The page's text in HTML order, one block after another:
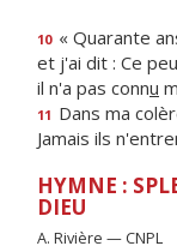
10 « Quarante
et j'ai dit : Ce
il n'a pas connu
11 Dans ma
Jamais ils
HYMNE :
DIEU
A. Rivière — CNPL